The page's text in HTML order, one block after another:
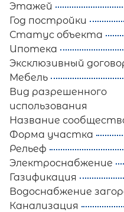
Этажей
Год постройки
Статус объекта
Ипотека
Эксклюзивный
Мебель
Вид разрешенного
использования
Название
Форма участка
Рельеф
Электроснабжение
Газификация
Водоснабжение
Канализация